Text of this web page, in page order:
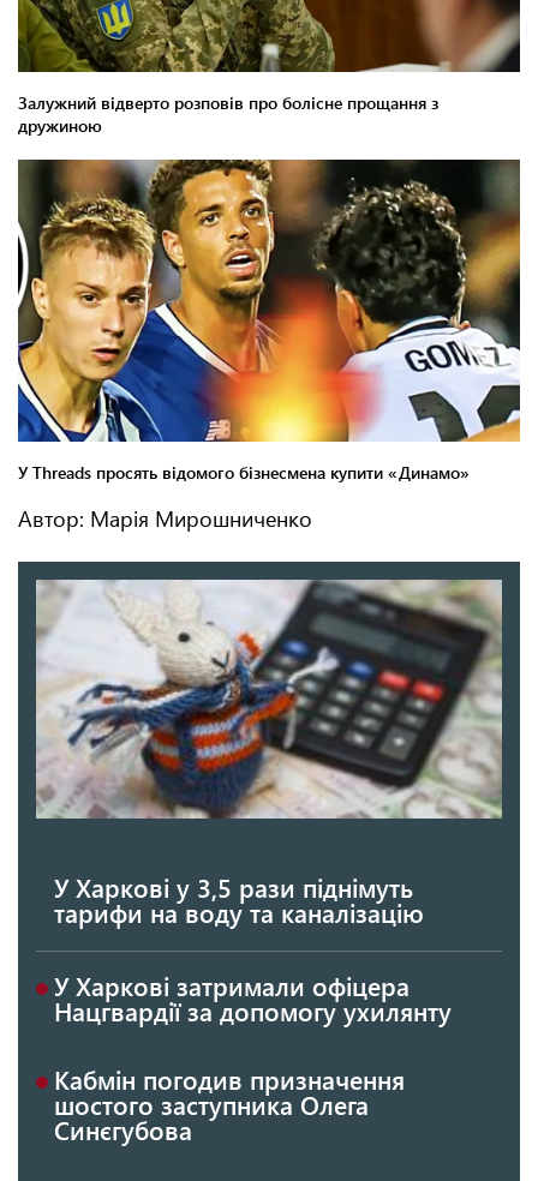
Автор: Марія Мирошниченко
У Харкові у 3,5 рази піднімуть
тарифи на воду та каналізацію
У Харкові затримали офіцера
Нацгвардії за допомогу ухилянту
Кабмін погодив призначення
шостого заступника Олега
Синєгубова